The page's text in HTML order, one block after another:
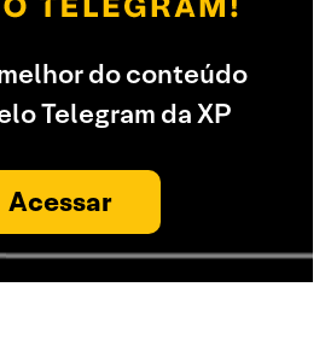
do conteúdo
Telegram da XP
Acessar